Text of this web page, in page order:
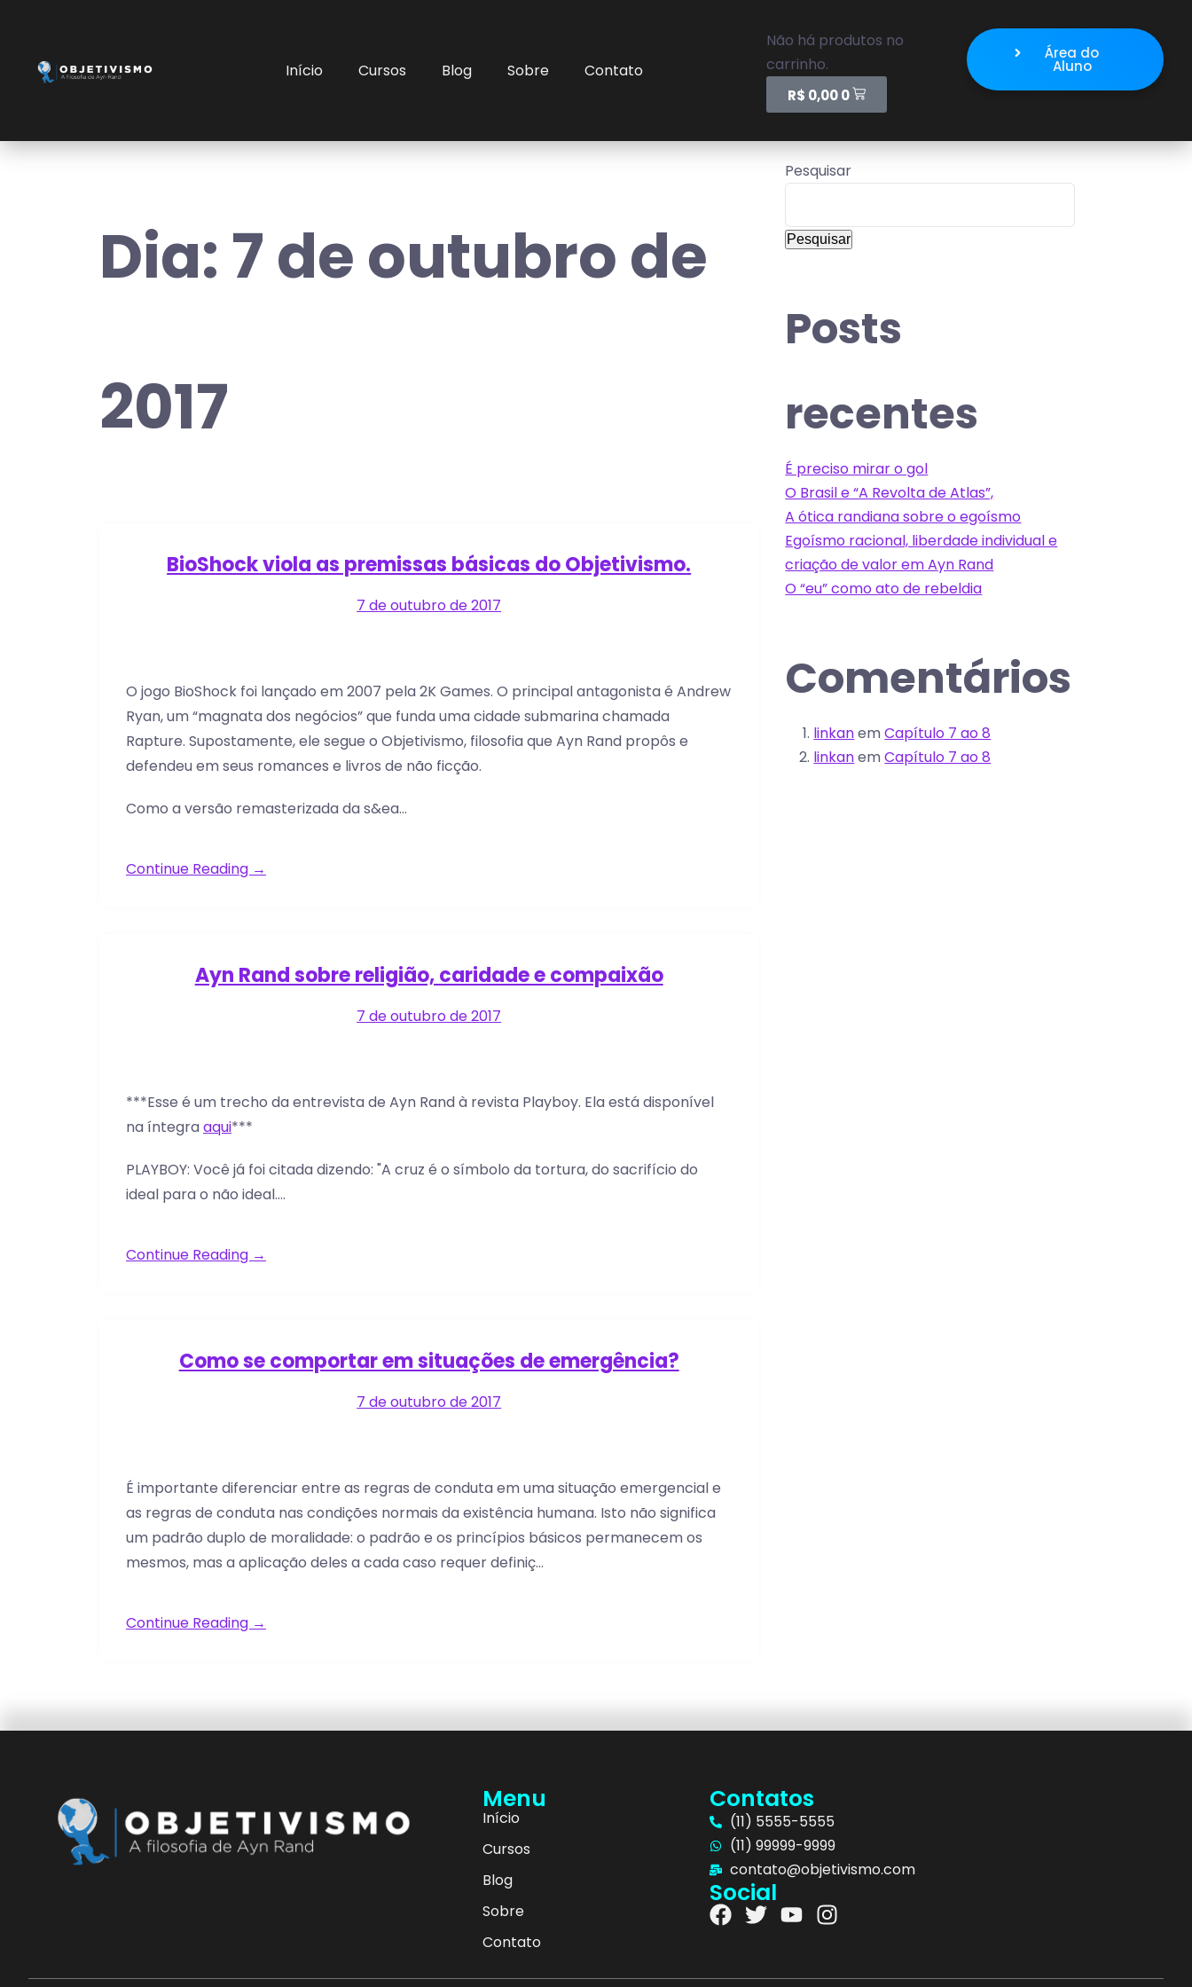
Início Cursos Blog Sobre Contato
Não há produtos no
carrinho.
R$ 0,000
Área do
Aluno
Dia: 7 de outubro de
2017
BioShock viola as premissas básicas do Objetivismo.
7 de outubro de 2017
O jogo BioShock foi lançado em 2007 pela 2K Games. O principal antagonista é Andrew
Ryan, um “magnata dos negócios” que funda uma cidade submarina chamada
Rapture. Supostamente, ele segue o Objetivismo, filosofia que Ayn Rand propôs e
defendeu em seus romances e livros de não ficção.
Como a versão remasterizada da s&ea…
Continue Reading →
Ayn Rand sobre religião, caridade e compaixão
7 de outubro de 2017
***Esse é um trecho da entrevista de Ayn Rand à revista Playboy. Ela está disponível
na íntegraaqui***
PLAYBOY: Você já foi citada dizendo: "A cruz é o símbolo da tortura, do sacrifício do
ideal para o não ideal….
Continue Reading →
Como se comportar em situações de emergência?
7 de outubro de 2017
É importante diferenciar entre as regras de conduta em uma situação emergencial e
as regras de conduta nas condições normais da existência humana. Isto não significa
um padrão duplo de moralidade: o padrão e os princípios básicos permanecem os
mesmos, mas a aplicação deles a cada caso requer definiç…
Continue Reading →
Pesquisar
Pesquisar
Posts
recentes
É preciso mirar o gol
O Brasil e “A Revolta de Atlas”,
A ótica randiana sobre o egoísmo
Egoísmo racional, liberdade individual e
criação de valor em Ayn Rand
O “eu” como ato de rebeldia
Comentários
linkanemCapítulo 7 ao 8
linkanemCapítulo 7 ao 8
Menu
Início
Cursos
Blog
Sobre
Contato
Contatos
(11) 5555-5555
(11) 99999-9999
contato@objetivismo.com
Social